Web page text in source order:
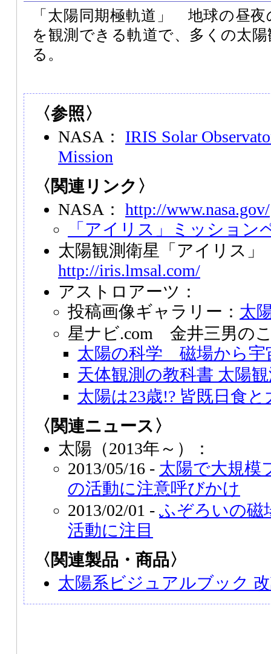
「太陽同期極軌道」 地球の昼
を観測できる軌道で、多くの太
る。
〈参照〉
NASA： IRIS Solar
Mission
〈関連リンク〉
NASA： http://www.nasa.gov/
「アイリス」ミッション
太陽観測衛星「アイリス」
http://iris.lmsal.com/
アストロアーツ：
投稿画像ギャラリー： 太
星ナビ.com 金井三男の
太陽の科学 磁場から宇
天体観測の教科書 太陽
太陽は23歳!? 皆既日食
〈関連ニュース〉
太陽（2013年～）：
2013/05/16 - 太陽で大規
の活動に注意呼びかけ
2013/02/01 - ふぞろいの
活動に注目
〈関連製品・商品〉
太陽系ビジュアルブック